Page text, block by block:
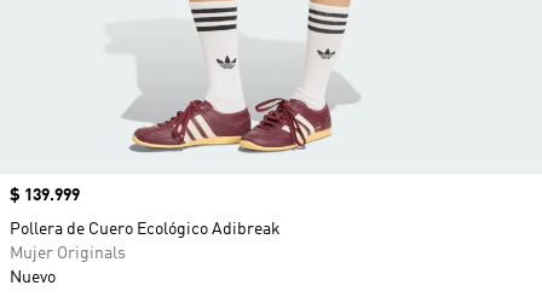
Precio
$ 139.999
Pollera de Cuero Ecológico Adibreak
Mujer Originals
Nuevo